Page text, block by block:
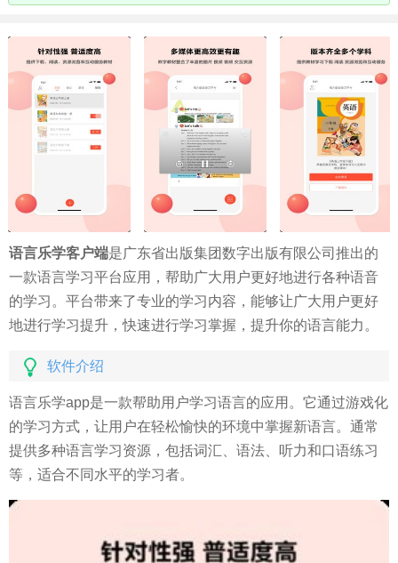
语言乐学客户端是广东省出版集团数字出版有限公司推出的
一款语言学习平台应用，帮助广大用户更好地进行各种语音
的学习。平台带来了专业的学习内容，能够让广大用户更好
地进行学习提升，快速进行学习掌握，提升你的语言能力。
软件介绍
语言乐学app是一款帮助用户学习语言的应用。它通过游戏化
的学习方式，让用户在轻松愉快的环境中掌握新语言。通常
提供多种语言学习资源，包括词汇、语法、听力和口语练习
等，适合不同水平的学习者。